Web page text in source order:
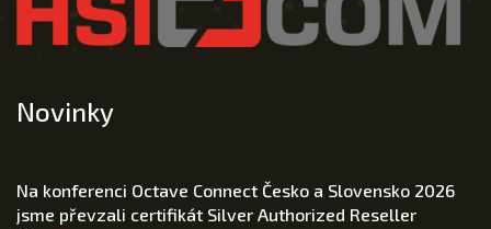
Novinky
Na konferenci Octave Connect Česko a Slovensko 2026
jsme převzali certifikát Silver Authorized Reseller